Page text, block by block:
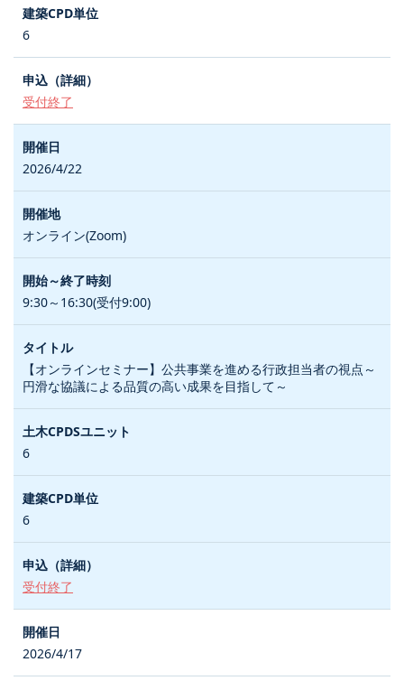
6
受付終了
2026/4/22
オンライン(Zoom)
9:30～16:30(受付9:00)
【オンラインセミナー】公共事業を進める行政担当者の視点～
円滑な協議による品質の高い成果を目指して～
6
6
受付終了
2026/4/17